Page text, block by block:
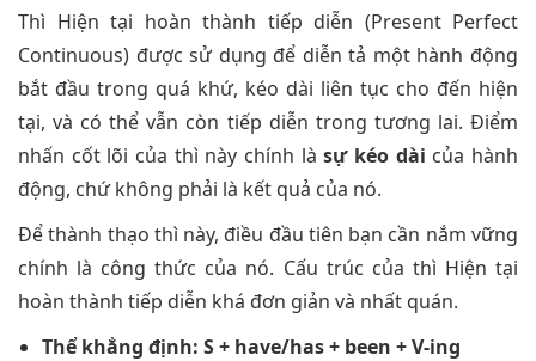
Thì Hiện tại hoàn thành tiếp diễn (Present Perfect
Continuous) được sử dụng để diễn tả một hành động
bắt đầu trong quá khứ, kéo dài liên tục cho đến hiện
tại, và có thể vẫn còn tiếp diễn trong tương lai. Điểm
nhấn cốt lõi của thì này chính làsự kéo dài của hành
động, chứ không phải là kết quả của nó.
Để thành thạo thì này, điều đầu tiên bạn cần nắm vững
chính là công thức của nó. Cấu trúc của thì Hiện tại
hoàn thành tiếp diễn khá đơn giản và nhất quán.
Thể khẳng định: S + have/has + been + V-ing